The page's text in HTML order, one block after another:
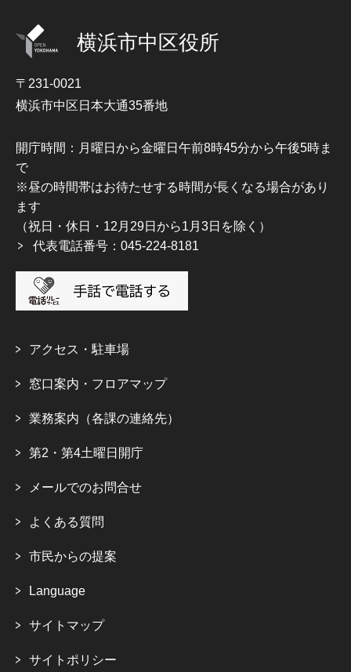
横浜市中区役所
〒231-0021
横浜市中区日本大通35番地
開庁時間：月曜日から金曜日午前8時45分から午後5時ま
で
※昼の時間帯はお待たせする時間が長くなる場合があり
ます
（祝日・休日・12月29日から1月3日を除く）
代表電話番号：045-224-8181
アクセス・駐車場
窓口案内・フロアマップ
業務案内（各課の連絡先）
第2・第4土曜日開庁
メールでのお問合せ
よくある質問
市民からの提案
Language
サイトマップ
サイトポリシー